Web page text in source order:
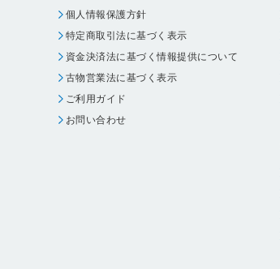
個人情報保護方針
特定商取引法に基づく表示
資金決済法に基づく情報提供について
古物営業法に基づく表示
ご利用ガイド
お問い合わせ